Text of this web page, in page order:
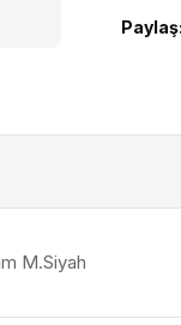
Paylaş:
M.Siyah